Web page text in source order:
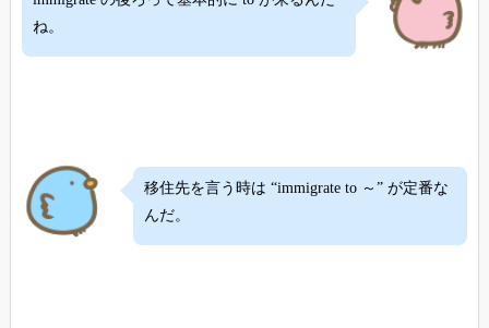
ね。
移住先を言う時は “immigrate to ～” が定番な
んだ。